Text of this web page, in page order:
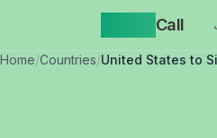
Call
Home/Countries/United States to